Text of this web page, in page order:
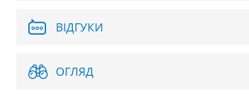
ВІДГУКИ
ОГЛЯД